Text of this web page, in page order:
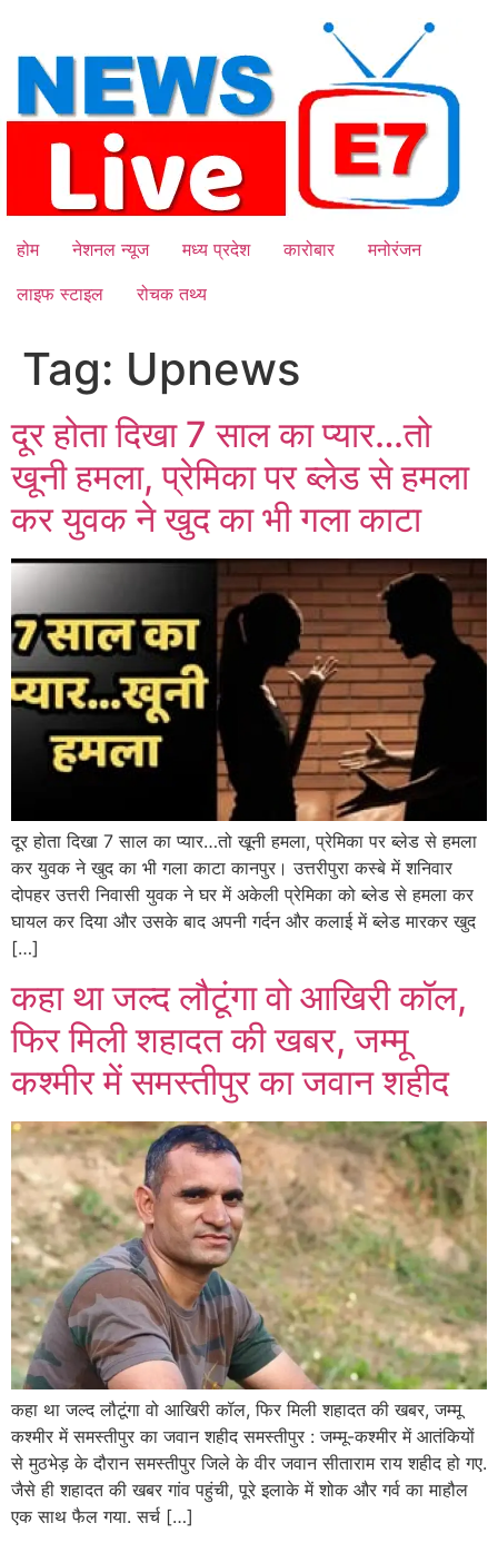
content
होम नेशनल न्यूज मध्य प्रदेश कारोबार
मनोरंजन
लाइफ स्टाइल
रोचक तथ्य
Tag: Upnews
दूर होता दिखा 7 साल का प्यार…तो
खूनी हमला, प्रेमिका पर ब्लेड से हमला
कर युवक ने खुद का भी गला काटा
दूर होता दिखा 7 साल का प्यार…तो खूनी हमला, प्रेमिका पर ब्लेड से हमला
कर युवक ने खुद का भी गला काटा कानपुर। उत्तरीपुरा कस्बे में शनिवार
दोपहर उत्तरी निवासी युवक ने घर में अकेली प्रेमिका को ब्लेड से हमला कर
घायल कर दिया और उसके बाद अपनी गर्दन और कलाई में ब्लेड मारकर खुद
[…]
कहा था जल्द लौटूंगा वो आखिरी कॉल,
फिर मिली शहादत की खबर, जम्मू
कश्मीर में समस्तीपुर का जवान शहीद
कहा था जल्द लौटूंगा वो आखिरी कॉल, फिर मिली शहादत की खबर, जम्मू
कश्मीर में समस्तीपुर का जवान शहीद समस्तीपुर : जम्मू-कश्मीर में आतंकियों
से मुठभेड़ के दौरान समस्तीपुर जिले के वीर जवान सीताराम राय शहीद हो गए.
जैसे ही शहादत की खबर गांव पहुंची, पूरे इलाके में शोक और गर्व का माहौल
एक साथ फैल गया. सर्च […]